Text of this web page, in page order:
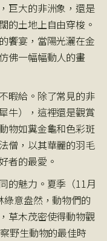
巨大的非洲象，還是
的土地上自由穿梭。
饗宴，當陽光灑在金
佛一幅幅動人的畫
暇給。除了常見的非
牛），這裡還是觀賞
物如糞金龜和色彩斑
僧，以其華麗的羽毛
者的最愛。
的魅力。夏季（11月
意盎然，動物們的
草木茂密使得動物觀
野生動物的最佳時